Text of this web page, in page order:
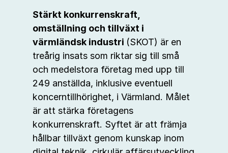
Stärkt konkurrenskraft,
omställning och tillväxt i
värmländsk industri (SKOT) är en
treårig insats som riktar sig till små
och medelstora företag med upp till
249 anställda, inklusive eventuell
koncerntillhörighet, i Värmland. Målet
är att stärka företagens
konkurrenskraft. Syftet är att främja
hållbar tillväxt genom kunskap inom